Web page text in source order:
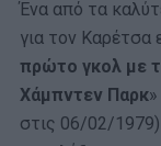
Ένα από τα
για τον Καρέτσα
πρώτο γκολ με
Χάμπντεν Παρκ
στις 06/02/